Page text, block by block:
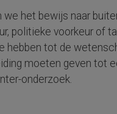
we het bewijs naar
politieke voorkeur of
hebben tot de
moeten geven tot
onderzoek.